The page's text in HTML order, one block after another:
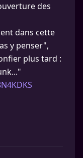
des
dans cette
y penser",
plus tard :